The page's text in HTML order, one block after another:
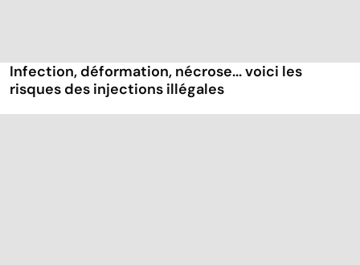
Infection, déformation, nécrose... voici les
risques des injections illégales